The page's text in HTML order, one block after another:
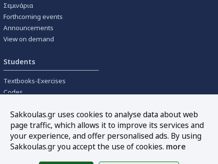
Σεμινάρια
Forthcoming events
Announcements
View on demand
Students
Textbooks-Exercises
Codes
Tools
Online interest calculation
Sakkoulas.gr uses cookies to analyse data about web
page traffic, which allows it to improve its services and
your experience, and offer personalised ads. By using
Sakkoulas.gr you accept the use of cookies. more